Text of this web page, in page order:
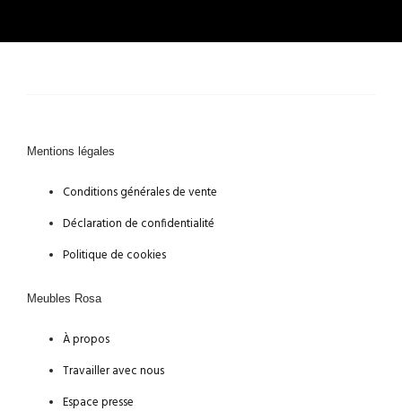
Mentions légales
Conditions générales de vente
Déclaration de confidentialité
Politique de cookies
Meubles Rosa
À propos
Travailler avec nous
Espace presse